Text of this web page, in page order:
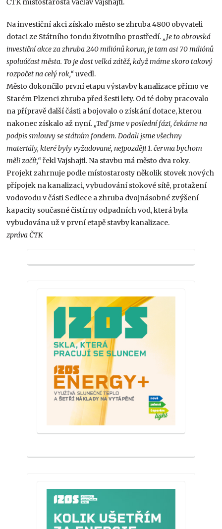
Na investiční akci získalo město se zhruba 4800 obyvateli
dotaci ze Státního fondu životního prostředí. „Je to obrovská
investiční akce za zhruba 240 miliónů korun, je tam asi 70 miliónů
spoluúčast města. To je dost velká zátěž, když máme skoro takový
rozpočet na celý rok,“uvedl.
Město dokončilo první etapu výstavby kanalizace přímo ve
Starém Plzenci zhruba před šesti lety. Od té doby pracovalo
na přípravě další části a bojovalo o získání dotace, kterou
nakonec získalo až nyní. „Teď jsme v poslední fázi, čekáme na
podpis smlouvy se státním fondem. Dodali jsme všechny
materiály, které byly vyžadované, nejpozději 1. června bychom
měli začít,“řekl Vajshajtl. Na stavbu má město dva roky.
Projekt zahrnuje podle místostarosty několik stovek nových
přípojek na kanalizaci, vybudování stokové sítě, protažení
vodovodu v části Sedlece a zhruba dvojnásobné zvýšení
kapacity současné čistírny odpadních vod, která byla
vybudována už v první etapě stavby kanalizace.
zpráva ČTK